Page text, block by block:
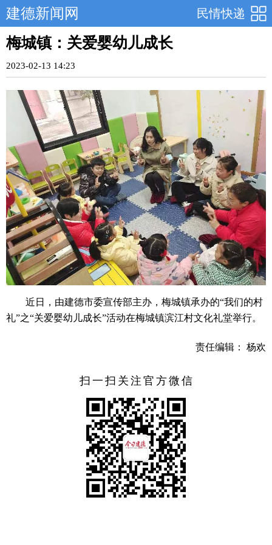
民情快递
建德新闻网
梅城镇：关爱婴幼儿成长
2023-02-13 14:23
近日，由建德市委宣传部主办，梅城镇承办的“我们的村
礼”之“关爱婴幼儿成长”活动在梅城镇滨江村文化礼堂举行。
责任编辑： 杨欢
扫一扫关注官方微信